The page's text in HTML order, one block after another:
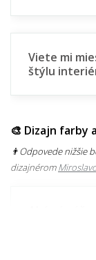
Viete mi
štýlu
🎨 Dizajn farby
👨‍Odpovede nižšie
dizajnérom